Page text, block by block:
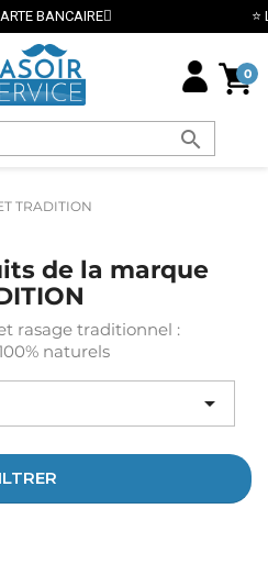
⭐ LIVRAISON GRATUITE EN FRANCE
0
search
TRADITION
de la marque
rasage traditionnel :
naturels
